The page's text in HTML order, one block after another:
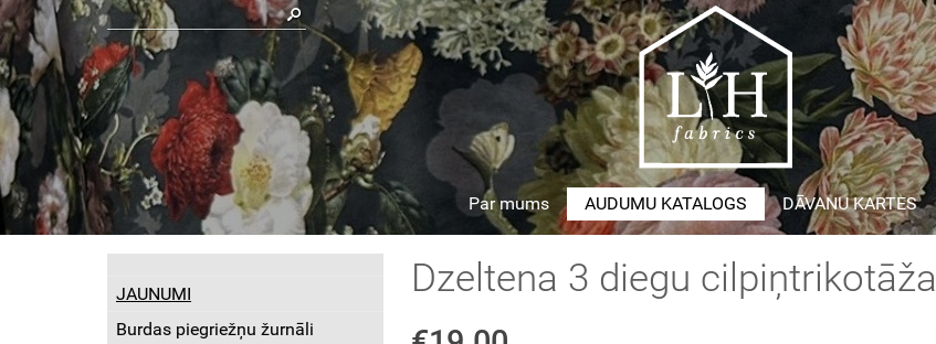
Par mums AUDUMU KATALOGS DĀVANU KARTES
JAUNUMI
Burdas piegriežņu žurnāli
Dzeltena 3 diegu cilpiņtrikotāža